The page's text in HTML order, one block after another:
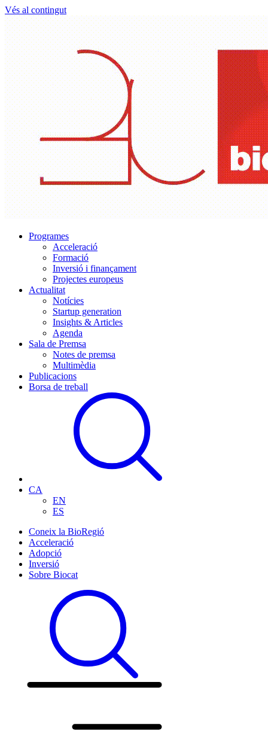
Vés al contingut
Programes
Acceleració
Formació
Inversió i finançament
Projectes europeus
Actualitat
Notícies
Startup generation
Insights & Articles
Agenda
Sala de Premsa
Notes de premsa
Multimèdia
Publicacions
Borsa de treball
CA
EN
ES
Coneix la BioRegió
Acceleració
Adopció
Inversió
Sobre Biocat